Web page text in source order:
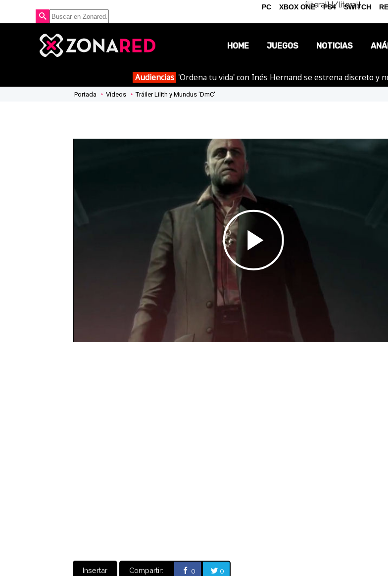
{literal}{/literal}
HOME JUEGOS NOTICIAS
OPINIÓN
Audiencias 'Ordena tu vida' con Inés Hernand se estrena discreto y
Portada Vídeos Tráiler Lilith y Mundus 'DmC'
Play
Video
Insertar Compartir: 0 0
PC XBOX ONE PS4 SWITCH